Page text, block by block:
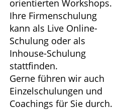
orientierten Workshops.
Ihre Firmenschulung
kann als Live Online-
Schulung oder als
Inhouse-Schulung
stattfinden.
Gerne führen wir auch
Einzelschulungen und
Coachings für Sie durch.